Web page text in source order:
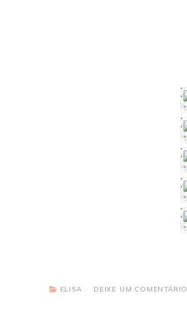
ELISA DEIXE UM COMENTÁRIO